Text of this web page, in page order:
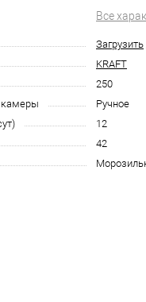
Все
Загрузить
KRAFT
250
камеры
Ручное
12
42